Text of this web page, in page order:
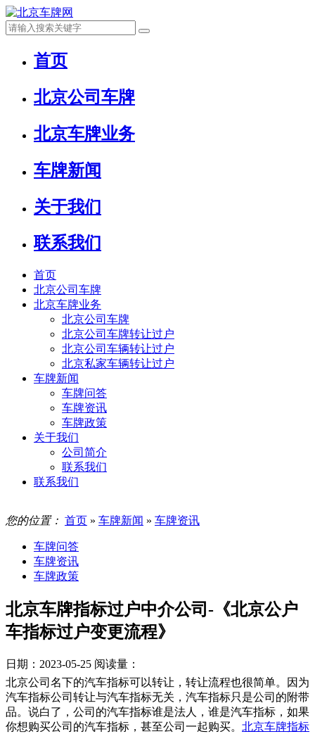
首页
北京公司车牌
北京车牌业务
车牌新闻
关于我们
联系我们
首页
北京公司车牌
北京车牌业务
北京公司车牌
北京公司车牌转让过户
北京公司车辆转让过户
北京私家车辆转让过户
车牌新闻
车牌问答
车牌资讯
车牌政策
关于我们
公司简介
联系我们
联系我们
您的位置： 首页 » 车牌新闻 » 车牌资讯
车牌问答
车牌资讯
车牌政策
北京车牌指标过户中介公司-《北京公户
车指标过户变更流程》
日期：2023-05-25 阅读量：
北京公司名下的汽车指标可以转让，转让流程也很简单。因为
汽车指标公司转让与汽车指标无关，汽车指标只是公司的附带
品。说白了，公司的汽车指标谁是法人，谁是汽车指标，如果
你想购买公司的汽车指标，甚至公司一起购买。 北京车牌指标